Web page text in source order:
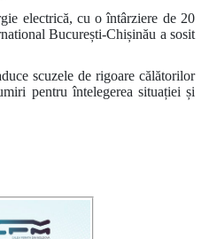
electrică, cu o întârziere de 20
București-Chișinău a sosit
scuzele de rigoare călătorilor
pentru întelegerea situației și